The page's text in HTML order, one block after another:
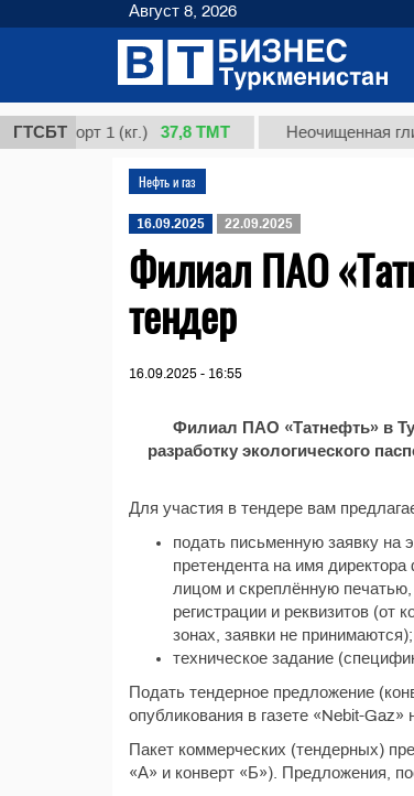
ГТСБТ
сорт 1 (кг.) 37,8 ТМТ Неочищенная
Нефть и газ
16.09.2025 22.09.2025
Филиал ПАО
тендер
16.09.2025 - 16:55
Филиал ПАО «Татнефть» в
разработку экологического
Для участия в тендере вам
подать письменную заявку на
претендента на имя
лицом и скреплённую печатью,
регистрации и реквизитов
зонах, заявки не принимаются);
техническое задание
Подать тендерное предложение
опубликования в газете «Nebit-
Пакет коммерческих (тендерных)
«А» и конверт «Б»). Предложения,
Август 8, 2026